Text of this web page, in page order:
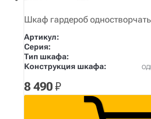
Шкаф гардероб
Артикул:
Серия:
Тип шкафа:
Конструкция шкафа:
8 490₽